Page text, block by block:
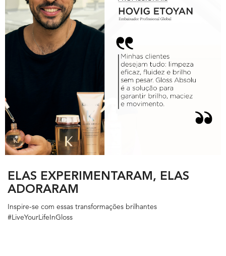
ELAS EXPERIMENTARAM, ELAS
ADORARAM
Inspire-se com essas transformações brilhantes
#LiveYourLifeInGloss